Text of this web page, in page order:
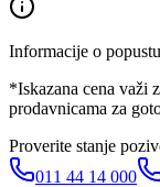
Informacije o popustu
*Iskazana cena važi
prodavnicama za
Proverite stanje
011 44 14 000